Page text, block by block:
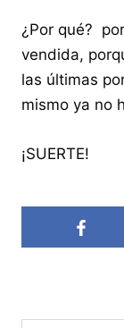
¿Por qué?
vendida,
las últimas
mismo ya no
¡SUERTE!